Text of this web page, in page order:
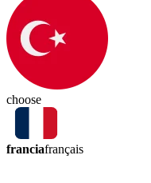
choose
franciafrançais